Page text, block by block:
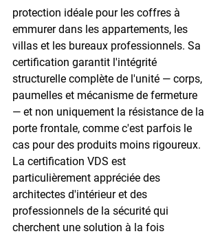
protection idéale pour les coffres à
emmurer dans les appartements, les
villas et les bureaux professionnels. Sa
certification garantit l'intégrité
structurelle complète de l'unité — corps,
paumelles et mécanisme de fermeture
— et non uniquement la résistance de la
porte frontale, comme c'est parfois le
cas pour des produits moins rigoureux.
La certification VDS est
particulièrement appréciée des
architectes d'intérieur et des
professionnels de la sécurité qui
cherchent une solution à la fois